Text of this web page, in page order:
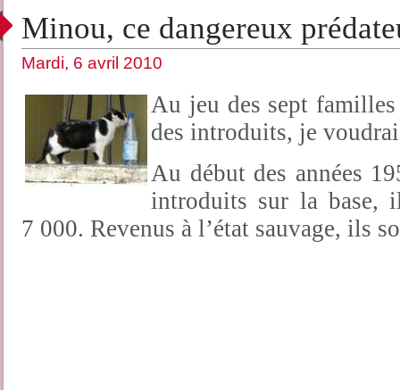
Minou, ce dangereux
Mardi, 6 avril 2010
Au jeu des sept
des introduits, je
Au début des années
introduits sur la base,
7 000. Revenus à l’état sauvage, ils